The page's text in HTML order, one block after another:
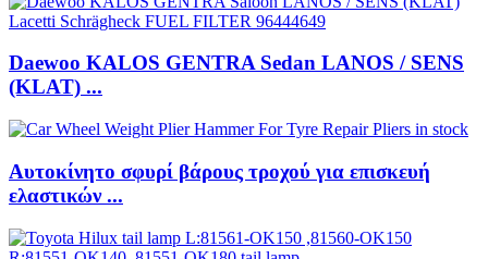
Daewoo KALOS GENTRA Sedan LANOS / SENS
(KLAT) ...
Αυτοκίνητο σφυρί βάρους τροχού για επισκευή
ελαστικών ...